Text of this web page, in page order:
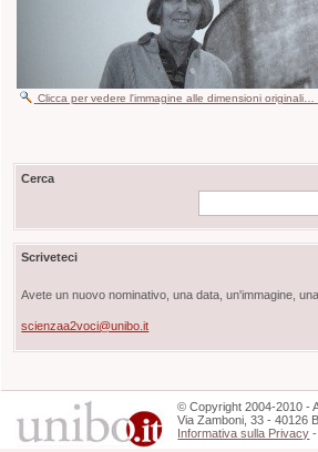
Clicca per vedere l'immagine alle dimensioni originali…
Cerca
Scriveteci
Avete un nuovo nominativo, una data, un'immagine,
scienzaa2voci@unibo.it
©Copyright 2004-2010 -
Via Zamboni, 33 - 40126
Informativa sulla Privacy